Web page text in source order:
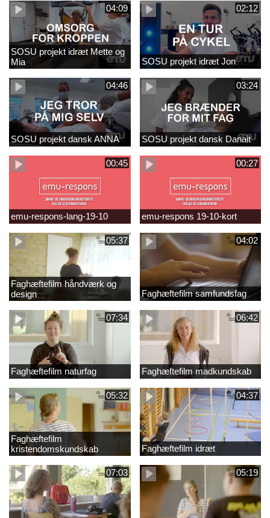
04:09
SOSU projekt idræt Mette og
Mia
02:12
SOSU projekt idræt Jon
04:46
SOSU projekt dansk ANNA
03:24
SOSU projekt dansk Danait
00:45
emu-respons-lang-19-10
00:27
emu-respons 19-10-kort
05:37
Faghæftefilm håndværk og
design
04:02
Faghæftefilm samfundsfag
07:34
Faghæftefilm naturfag
06:42
Faghæftefilm madkundskab
05:32
Faghæftefilm
kristendomskundskab
04:37
Faghæftefilm idræt
07:03 05:19